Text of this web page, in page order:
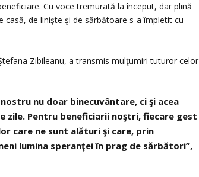
Cu voce tremurată la început, dar plină
casă, de linişte şi de sărbătoare s-a împletit cu
Zibileanu, a transmis mulţumiri tuturor celor
nu doar binecuvântare, ci şi acea
zile. Pentru beneficiarii noştri, fiecare gest
care ne sunt alături şi care, prin
lumina speranţei în prag de sărbători”,